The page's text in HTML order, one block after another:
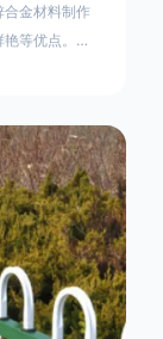
金材料制作
等优点。该
；适合于大批
护栏可以用于
有高强度、高